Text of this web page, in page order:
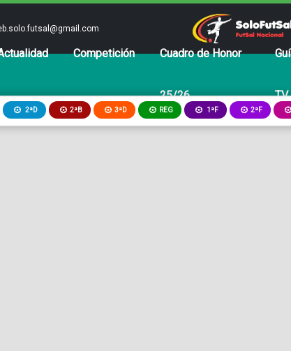
Competición Cuadro de Honor
25/26 TV
2ªD 2ªB 3ªD REG 1ªF 2ªF